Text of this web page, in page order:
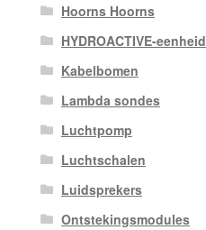
Hoorns Hoorns
HYDROACTIVE-eenheid
Kabelbomen
Lambda sondes
Luchtpomp
Luchtschalen
Luidsprekers
Ontstekingsmodules